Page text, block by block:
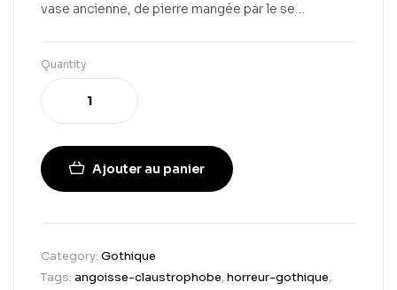
vase ancienne, de pierre mangée par le se…
Quantity
Ajouter au panier
Category: Gothique
Tags: angoisse-claustrophobe,horreur-gothique,